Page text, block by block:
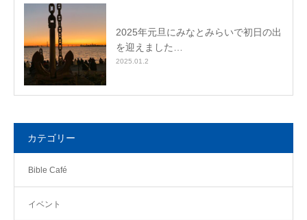
2025年元旦にみなとみらいで初日の出
を迎えました…
2025.01.2
カテゴリー
Bible Café
イベント